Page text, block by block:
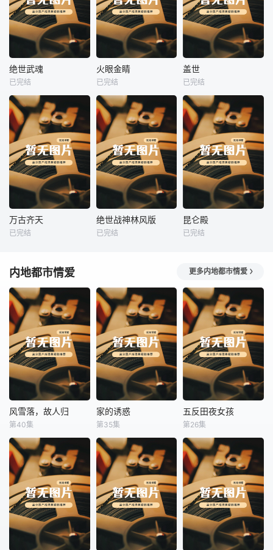
热播
绝世武魂
未知
绝世武魂
已完结
热播
火眼金睛
未知
火眼金睛
已完结
热播
盖世
未知
盖世
已完结
热播
万古齐天
万古齐天
已完结
热播
绝世战神林风版
已完结
热播
昆仑殿
昆仑殿
已完结
内地都市情爱 更多内地都市情爱
风雪落，故人归
风雪落，故人归
第40集
家的诱惑
家的诱惑
第35集
五反田夜女孩
五反田夜女孩
第26集